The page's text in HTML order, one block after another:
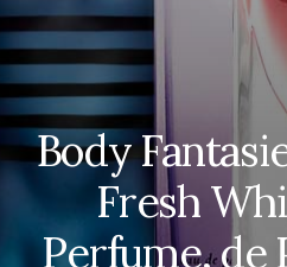
Body
Fresh
Perfume, de